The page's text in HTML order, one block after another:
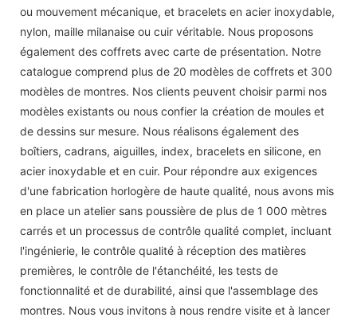
ou mouvement mécanique, et bracelets en acier inoxydable,
nylon, maille milanaise ou cuir véritable. Nous proposons
également des coffrets avec carte de présentation. Notre
catalogue comprend plus de 20 modèles de coffrets et 300
modèles de montres. Nos clients peuvent choisir parmi nos
modèles existants ou nous confier la création de moules et
de dessins sur mesure. Nous réalisons également des
boîtiers, cadrans, aiguilles, index, bracelets en silicone, en
acier inoxydable et en cuir. Pour répondre aux exigences
d'une fabrication horlogère de haute qualité, nous avons mis
en place un atelier sans poussière de plus de 1 000 mètres
carrés et un processus de contrôle qualité complet, incluant
l'ingénierie, le contrôle qualité à réception des matières
premières, le contrôle de l'étanchéité, les tests de
fonctionnalité et de durabilité, ainsi que l'assemblage des
montres. Nous vous invitons à nous rendre visite et à lancer